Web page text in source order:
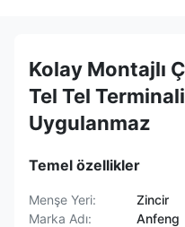
Kolay Montajlı
Tel Tel
Uygulanmaz
Temel özellikler
Menşe Yeri:
Zincir
Marka Adı:
Anfeng